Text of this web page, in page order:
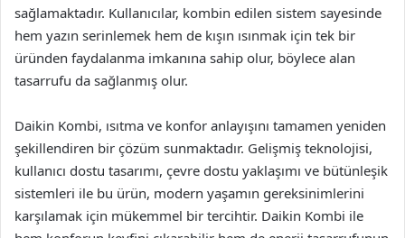
sağlamaktadır. Kullanıcılar, kombin edilen sistem sayesinde
hem yazın serinlemek hem de kışın ısınmak için tek bir
üründen faydalanma imkanına sahip olur, böylece alan
tasarrufu da sağlanmış olur.
Daikin Kombi, ısıtma ve konfor anlayışını tamamen yeniden
şekillendiren bir çözüm sunmaktadır. Gelişmiş teknolojisi,
kullanıcı dostu tasarımı, çevre dostu yaklaşımı ve bütünleşik
sistemleri ile bu ürün, modern yaşamın gereksinimlerini
karşılamak için mükemmel bir tercihtir. Daikin Kombi ile